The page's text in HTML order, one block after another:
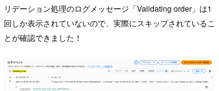
リデーション処理のログメッセージ「Validating order」は1
回しか表示されていないので、実際にスキップされているこ
とが確認できました！